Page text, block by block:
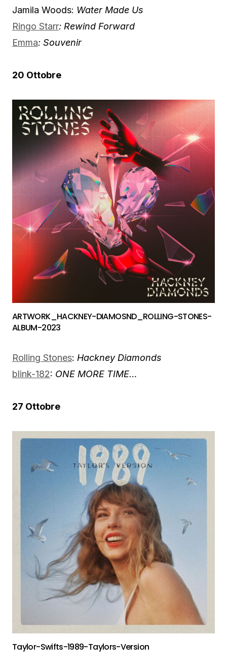
Jamila Woods: Water Made Us
Ringo Starr: Rewind Forward
Emma: Souvenir
20 Ottobre
ARTWORK_HACKNEY-DIAMOSND_ROLLING-STONES-
ALBUM-2023
Rolling Stones: Hackney Diamonds
blink-182: ONE MORE TIME…
27 Ottobre
Taylor-Swifts-1989-Taylors-Version